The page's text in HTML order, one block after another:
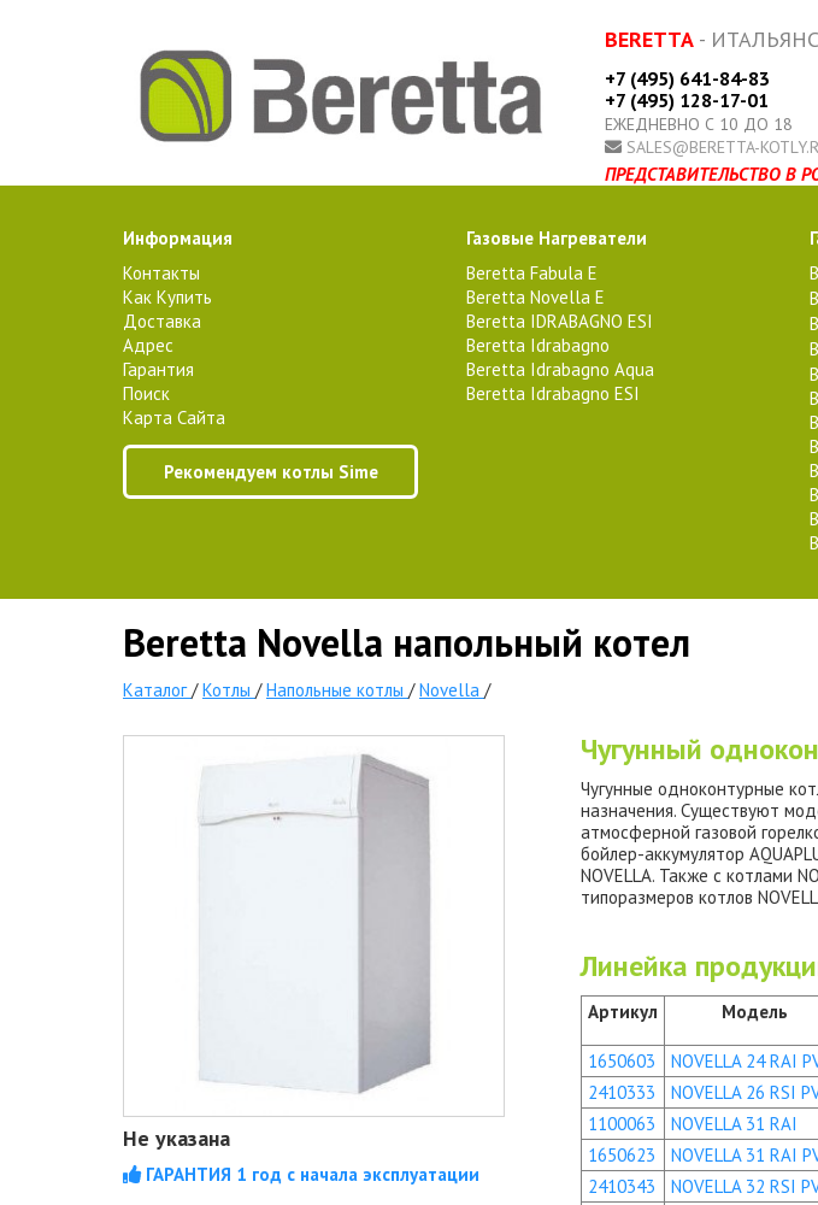
BERETTA-
+7 (495) 641-84-83
+7 (495) 128-17-01
ЕЖЕДНЕВНО С 10 ДО 18
SALES@BERETTA-
ПРЕДСТАВИТЕЛЬСТВО В
Информация
Контакты
Как Купить
Доставка
Адрес
Гарантия
Поиск
Карта Сайта
Рекомендуем котлы Sime
Газовые Нагреватели
Beretta Fabula E
Beretta Novella E
Beretta IDRABAGNO ESI
Beretta Idrabagno
Beretta Idrabagno Aqua
Beretta Idrabagno ESI
Beretta Novella напольный котел
Каталог /Котлы /Напольные котлы /Novella /
Не указана
ГАРАНТИЯ 1 год с начала эксплуатации
Чугунный
Чугунные одноконтурные
назначения. Существуют
атмосферной газовой
бойлер-аккумулятор
NOVELLA. Также с котлами
типоразмеров котлов
Линейка
Артикул Модель
1650603 NOVELLA 24 RAI
2410333
NOVELLA 26 RSI
1100063
NOVELLA 31 RAI
1650623
NOVELLA 31 RAI
2410343
NOVELLA 32 RSI